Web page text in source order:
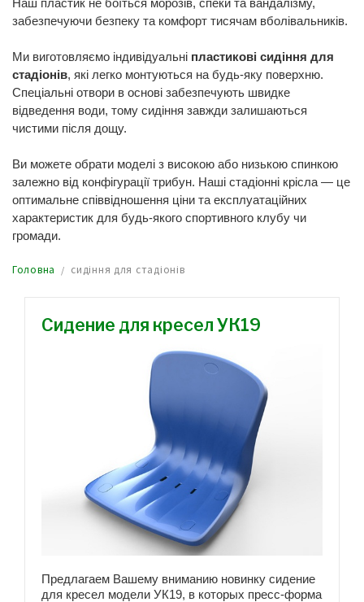
Наш пластик не боїться морозів, спеки та вандалізму,
забезпечуючи безпеку та комфорт тисячам вболівальників.
Ми виготовляємо індивідуальні пластикові сидіння для
стадіонів, які легко монтуються на будь-яку поверхню.
Спеціальні отвори в основі забезпечують швидке
відведення води, тому сидіння завжди залишаються
чистими після дощу.
Ви можете обрати моделі з високою або низькою спинкою
залежно від конфігурації трибун. Наші стадіонні крісла — це
оптимальне співвідношення ціни та експлуатаційних
характеристик для будь-якого спортивного клубу чи
громади.
Головна сидіння для стадіонів
Сидение для кресел УК19
Предлагаем Вашему вниманию новинку сидение
для кресел модели УК19, в которых пресс-форма